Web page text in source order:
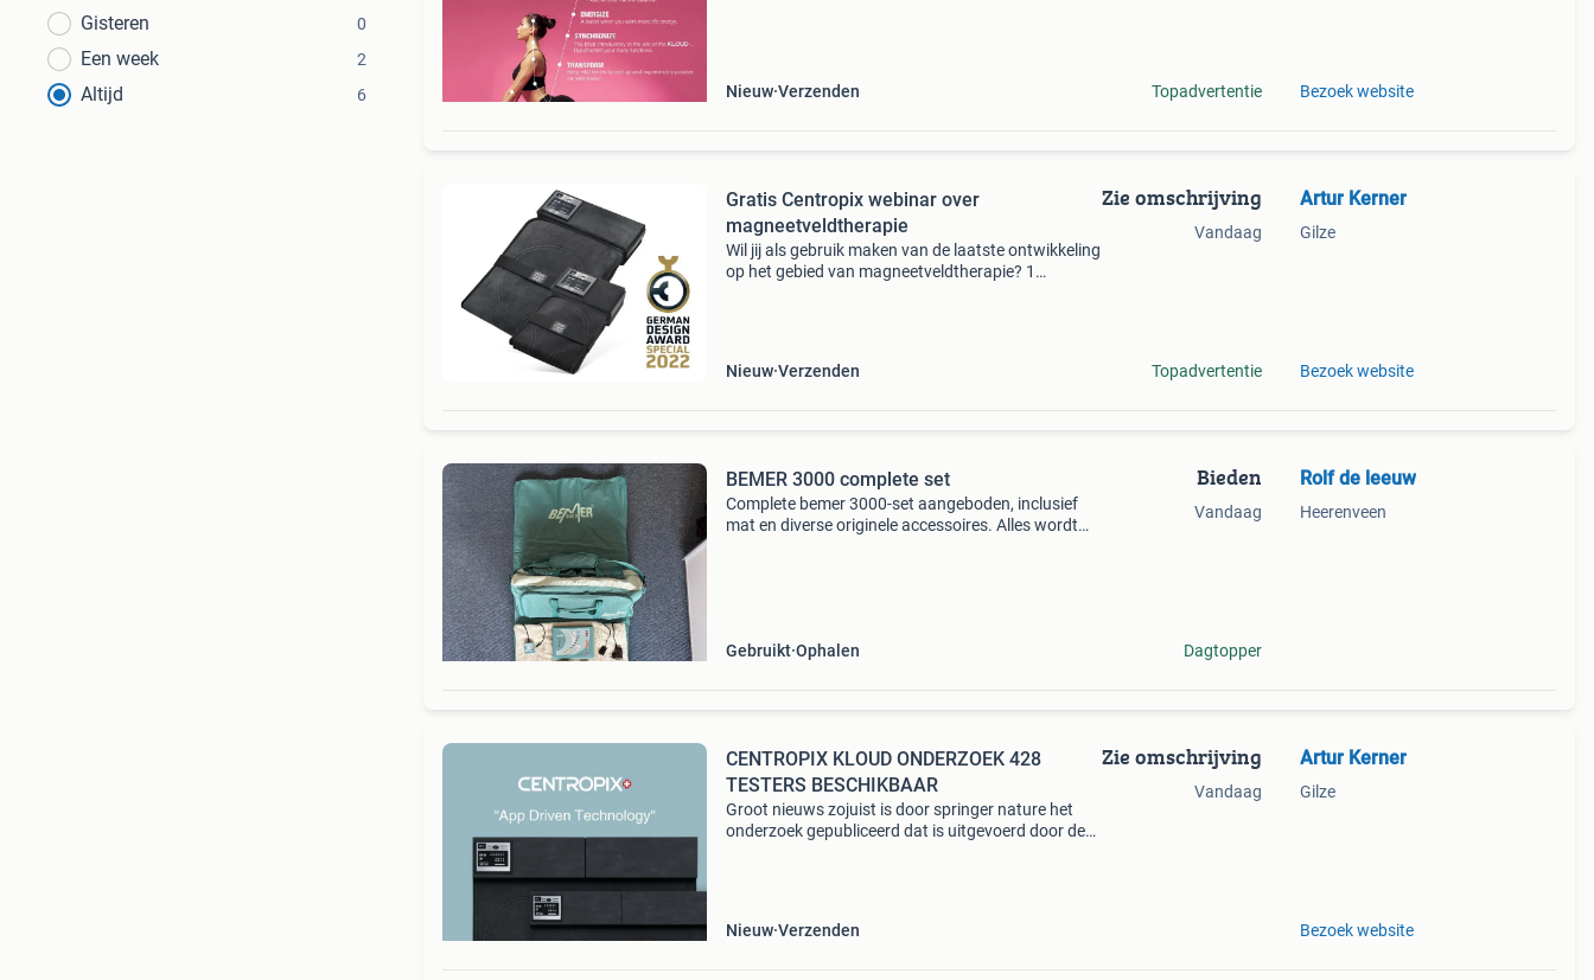
Gisteren 0
Een week 2
Altijd 6 Nieuw Verzenden Topadvertentie Bezoek website
Gratis Centropix webinar over
magneetveldtherapie
Wil jij als gebruik maken van de laatste ontwikkeling
op het gebied van magneetveldtherapie? 1
Nieuw Verzenden
Zie omschrijving
Vandaag
Topadvertentie
Artur Kerner
Gilze
Bezoek website
BEMER 3000 complete set
Complete bemer 3000-set aangeboden, inclusief
mat en diverse originele accessoires. Alles wordt
Gebruikt Ophalen
Bieden
Vandaag
Dagtopper
Rolf de leeuw
Heerenveen
CENTROPIX KLOUD ONDERZOEK 428
TESTERS BESCHIKBAAR
Groot nieuws zojuist is door springer nature het
onderzoek gepubliceerd dat is uitgevoerd door de
Nieuw Verzenden
Zie omschrijving
Vandaag
Artur Kerner
Gilze
Bezoek website